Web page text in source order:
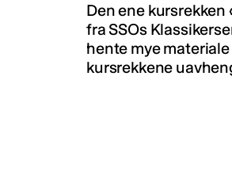
Den ene
fra SSOs
hente mye
kursrekkene